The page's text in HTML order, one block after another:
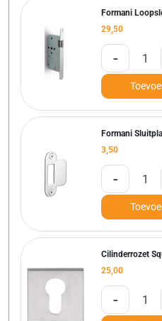
Formani
29,50
-
Formani
3,50
-
Cilinderrozet
25,00
-